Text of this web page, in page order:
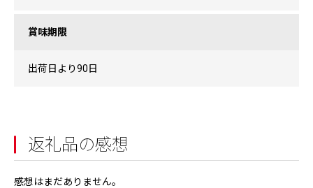
賞味期限
出荷日より90日
返礼品の感想
感想はまだありません。